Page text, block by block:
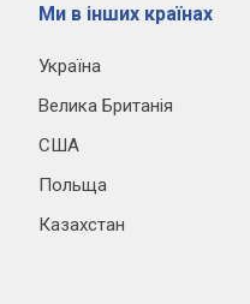
Ми в інших країнах
Україна
Велика Британія
США
Польща
Казахстан